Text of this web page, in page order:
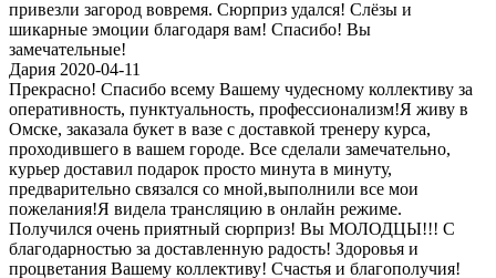
привезли загород вовремя. Сюрприз удался! Слёзы и
шикарные эмоции благодаря вам! Спасибо! Вы
замечательные!
Дария 2020-04-11
Прекрасно! Спасибо всему Вашему чудесному коллективу за
оперативность, пунктуальность, профессионализм!Я живу в
Омске, заказала букет в вазе с доставкой тренеру курса,
проходившего в вашем городе. Все сделали замечательно,
курьер доставил подарок просто минута в минуту,
предварительно связался со мной,выполнили все мои
пожелания!Я видела трансляцию в онлайн режиме.
Получился очень приятный сюрприз! Вы МОЛОДЦЫ!!! С
благодарностью за доставленную радость! Здоровья и
процветания Вашему коллективу! Счастья и благополучия!